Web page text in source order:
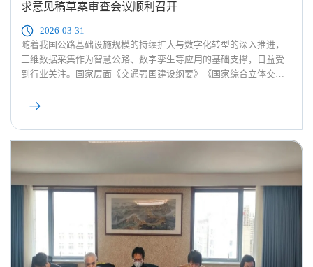
求意见稿草案审查会议顺利召开
2026-03-31
随着我国公路基础设施规模的持续扩大与数字化转型的深入推进，
三维数据采集作为智慧公路、数字孪生等应用的基础支撑，日益受
到行业关注。国家层面《交通强国建设纲要》《国家综合立体交通
的公路基础数据资源体系。